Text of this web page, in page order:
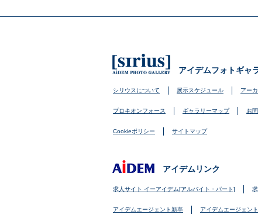
アイデムフォトギャ
シリウスについて 展示スケジュール アー
プロキオンフォース ギャラリーマップ お
Cookieポリシー サイトマップ
アイデムリンク
求人サイト イーアイデム[アルバイト・パート]
アイデムエージェント新卒 アイデムエージェン